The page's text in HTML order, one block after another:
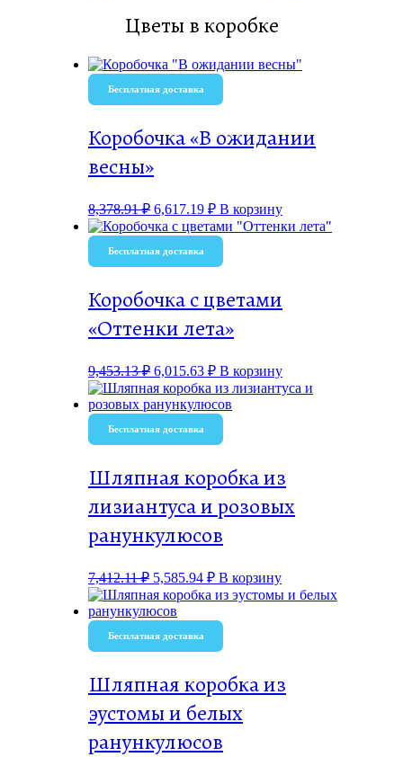
Цветы в коробке
Бесплатная доставка
Коробочка «В ожидании
весны»
8,378.91₽ 6,617.19 ₽ В корзину
Бесплатная доставка
Коробочка с цветами
«Оттенки лета»
9,453.13₽ 6,015.63 ₽ В корзину
Бесплатная доставка
Шляпная коробка из
лизиантуса и розовых
ранункулюсов
7,412.11₽ 5,585.94 ₽ В корзину
Бесплатная доставка
Шляпная коробка из
эустомы и белых
ранункулюсов